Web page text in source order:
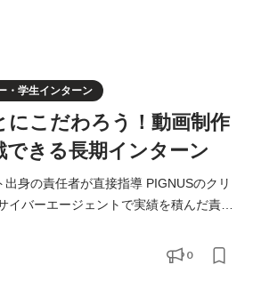
・学生インターン
にこだわろう！動画制作
できる長期インターン
身の責任者が直接指導 PIGNUSのクリ
イバーエージェントで実績を積んだ責任
こでは業界トップ企業出身の責任者から
らえます。 プロの現場で通用するクリエ
0